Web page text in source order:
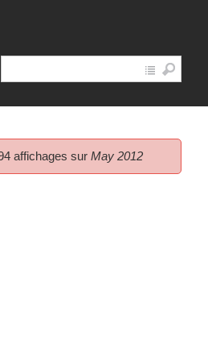
affichages sur May 2012